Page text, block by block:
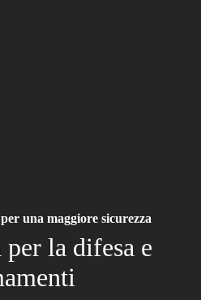
una maggiore sicurezza
la difesa e